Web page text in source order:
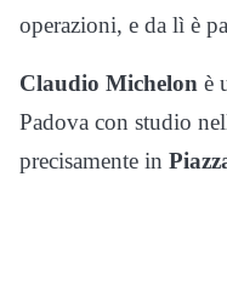
operazioni, e da lì è
Claudio Michelon è
Padova con studio
precisamente in